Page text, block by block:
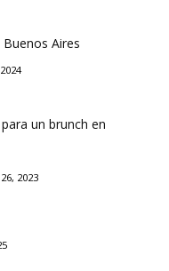
Aires
un brunch en
2023